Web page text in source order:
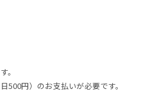
。
円）のお支払いが必要です。